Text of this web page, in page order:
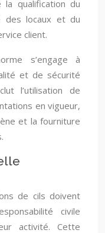
qualification du
des locaux et du
client.
s’engage à
et de sécurité
l’utilisation de
en vigueur,
et la fourniture
de cils doivent
civile
activité. Cette